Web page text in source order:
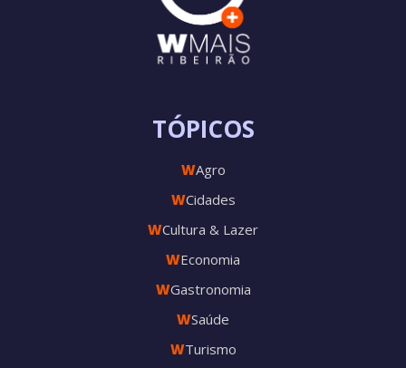
TÓPICOS
WAgro
WCidades
WCultura & Lazer
WEconomia
WGastronomia
WSaúde
WTurismo